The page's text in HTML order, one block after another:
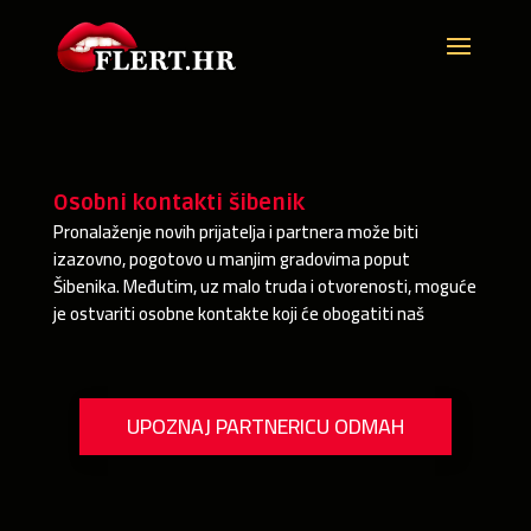
Osobni kontakti šibenik
Pronalaženje novih prijatelja i partnera može biti
izazovno, pogotovo u manjim gradovima poput
Šibenika. Međutim, uz malo truda i otvorenosti, moguće
je ostvariti osobne kontakte koji će obogatiti naš
UPOZNAJ PARTNERICU ODMAH